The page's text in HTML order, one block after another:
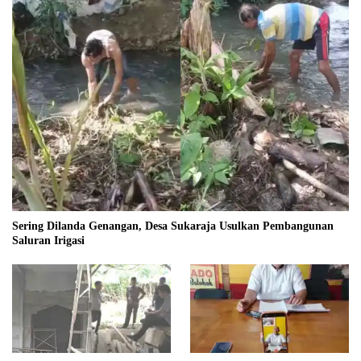
Sering Dilanda Genangan, Desa Sukaraja Usulkan Pembangunan
Saluran Irigasi